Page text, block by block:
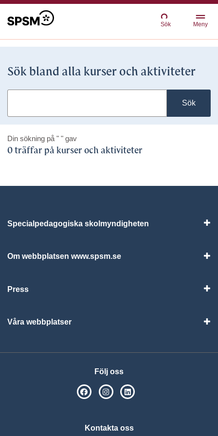
Sök Meny
Sök bland alla kurser och aktiviteter
Sök
Din sökning på " " gav
0 träffar på kurser och aktiviteter
Specialpedagogiska skolmyndigheten
Om webbplatsen www.spsm.se
Press
Våra webbplatser
Följ oss
SPSM på Facebook
SPSM på Instagram
Kontakta oss